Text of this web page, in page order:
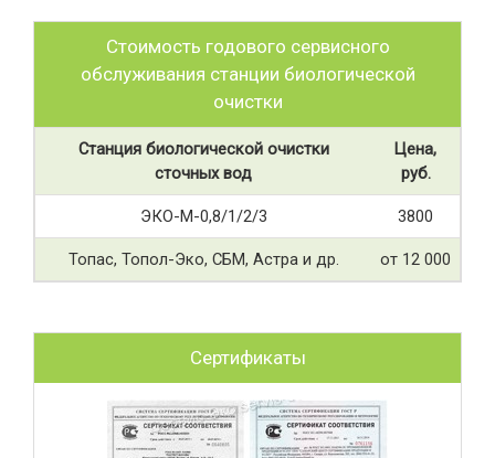
Стоимость годового сервисного
обслуживания станции биологической
очистки
Станция биологической очистки
сточных вод
Цена,
руб.
ЭКО-М-0,8/1/2/3 3800
Топас, Топол-Эко, СБМ, Астра и др. от 12 000
Сертификаты